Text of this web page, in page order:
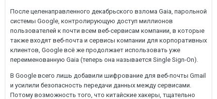
После целенаправленного декабрьского взлома Gaia, парольной
системы Google, контролирующую доступ миллионов
пользователей к почти всем веб-сервисам компании, в которые
также входят веб-почта и сервисы компании для корпоративных
клиентов, Google всё же продолжает использовать уже
переименованную Gaia (теперь она называется Single Sign-On).
В Google всего лишь добавили шифрование для веб-почты Gmail
и усилили безопасность передачи данных между сервисами.
Потому возможность того, что китайские хакеры, тщательно